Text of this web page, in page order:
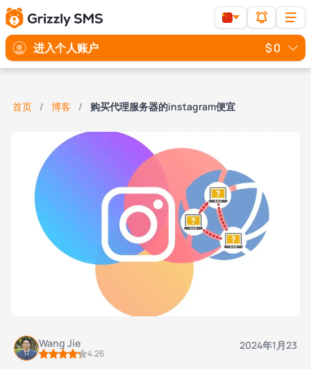
进入个人账户 $ 0
首页 博客 购买代理服务器的instagram便宜
Wang Jie
4.26
2024年1月23